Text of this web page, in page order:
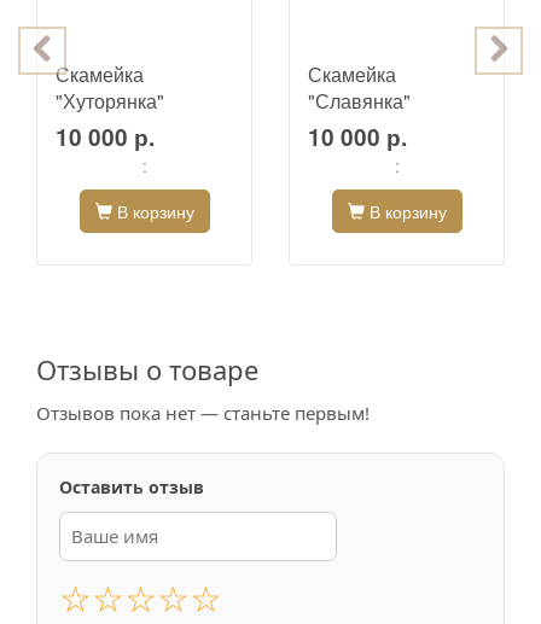
Скамейка
"Хуторянка"
10 000 р.
:
В корзину
Скамейка
"Славянка"
10 000 р.
:
В корзину
Отзывы о товаре
Отзывов пока нет — станьте первым!
Оставить отзыв
☆☆☆☆☆